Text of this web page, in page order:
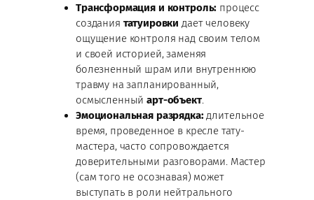
Трансформация и контроль: процесс
создания татуировки дает человеку
ощущение контроля над своим телом
и своей историей, заменяя
болезненный шрам или внутреннюю
травму на запланированный,
осмысленныйарт-объект.
Эмоциональная разрядка:длительное
время, проведенное в кресле тату-
мастера, часто сопровождается
доверительными разговорами. Мастер
(сам того не осознавая) может
выступать в роли нейтрального